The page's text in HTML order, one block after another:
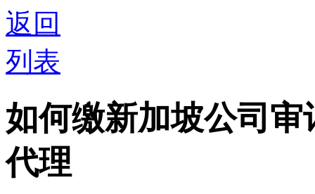
返回
列表
如何缴新加坡公司
代理